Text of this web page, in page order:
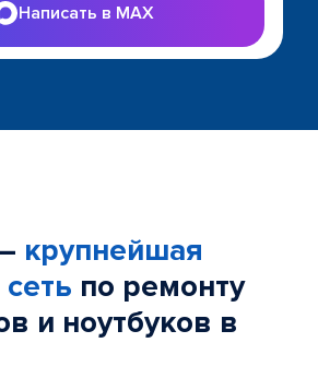
Написать в MAX
крупнейшая
по ремонту
и ноутбуков в